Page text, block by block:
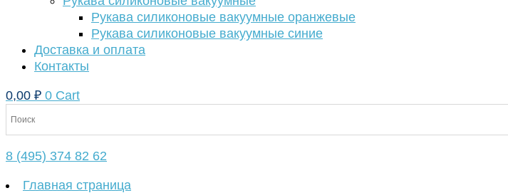
Рукава силиконовые вакуумные оранжевые
Рукава силиконовые вакуумные синие
Доставка и оплата
Контакты
0,00 ₽ 0 Cart
8 (495) 374 82 62
Главная страница